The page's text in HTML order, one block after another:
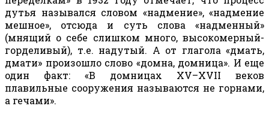
дутья назывался словом «надмение», «надмение
мешное», отсюда и суть слова «надменный»
(мнящий о себе слишком много, высокомерный-
горделивый), т.е. надутый. А от глагола «дмать,
дмати» произошло слово «домна, домница». И еще
один факт: «В домницах XV–XVII веков
плавильные сооружения называются не горнами,
а гечами».